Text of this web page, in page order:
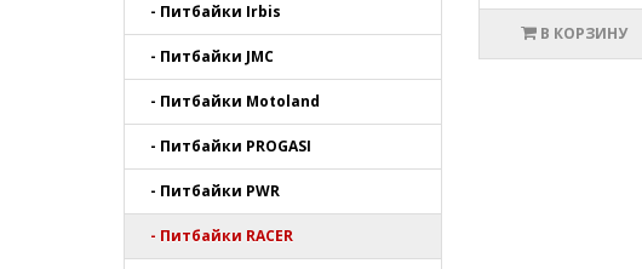
- Питбайки Irbis
- Питбайки JMC
- Питбайки Motoland
- Питбайки PROGASI
- Питбайки PWR
- Питбайки RACER
В КОРЗИНУ